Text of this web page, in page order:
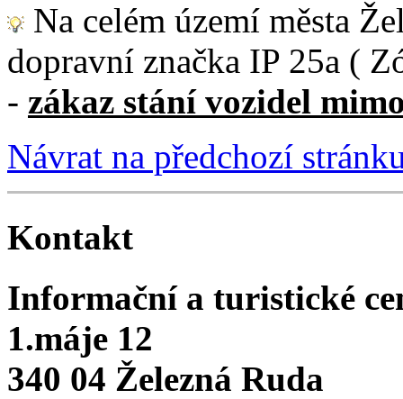
Na celém území města
dopravní značka IP 25a (
- zákaz stání vozidel
Návrat na předchozí
Kontakt
Informační a turistické
1.máje 12
340 04 Železná Ruda